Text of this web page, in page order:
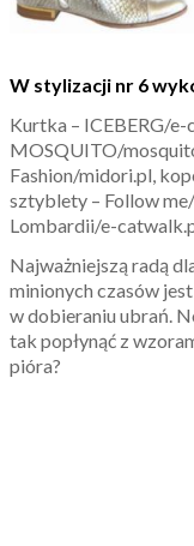
W stylizacji nr 6
Kurtka – ICEBERG/
MOSQUITO/
Fashion/midori.pl,
sztyblety – Follow
Lombardii/e-
Najważniejszą radą
minionych czasów
w dobieraniu ubrań.
tak popłynąć z
pióra?